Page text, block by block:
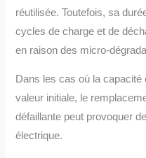
réutilisée. Toutefois, sa
cycles de charge et de
en raison des micro-
Dans les cas où la
valeur initiale, le
défaillante peut provoquer
électrique.